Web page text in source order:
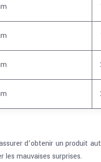
d’obtenir un produit
les mauvaises surprises.